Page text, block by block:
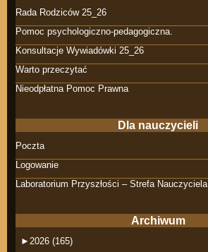
Rada Rodziców 25_26
Pomoc psychologiczno-pedagogiczna.
Konsultacje Wywiadówki 25_26
Warto przeczytać
Nieodpłatna Pomoc Prawna
Dla nauczycieli
Poczta
Logowanie
Laboratorium Przyszłości – Strefa Nauczyciela
Archiwum
► 2026 (165)